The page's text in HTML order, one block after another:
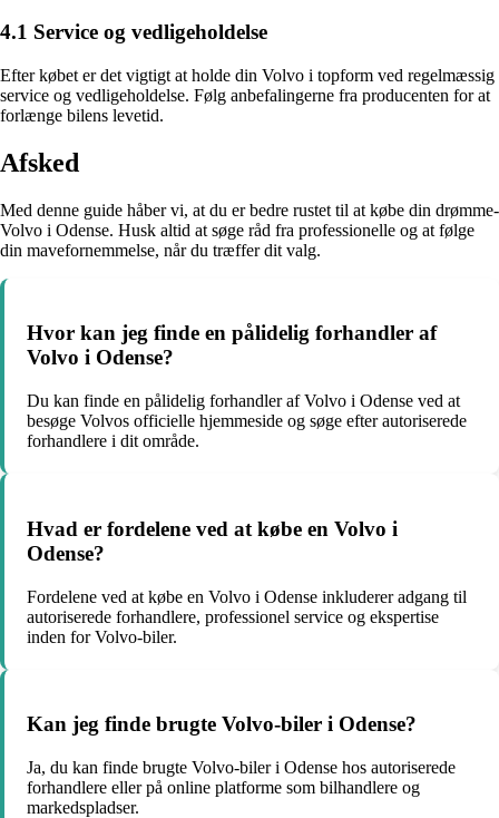
4.1 Service og vedligeholdelse
Efter købet er det vigtigt at holde din Volvo i topform ved regelmæssig
service og vedligeholdelse. Følg anbefalingerne fra producenten for at
forlænge bilens levetid.
Afsked
Med denne guide håber vi, at du er bedre rustet til at købe din drømme-
Volvo i Odense. Husk altid at søge råd fra professionelle og at følge
din mavefornemmelse, når du træffer dit valg.
Hvor kan jeg finde en pålidelig forhandler af
Volvo i Odense?
Du kan finde en pålidelig forhandler af Volvo i Odense ved at
besøge Volvos officielle hjemmeside og søge efter autoriserede
forhandlere i dit område.
Hvad er fordelene ved at købe en Volvo i
Odense?
Fordelene ved at købe en Volvo i Odense inkluderer adgang til
autoriserede forhandlere, professionel service og ekspertise
inden for Volvo-biler.
Kan jeg finde brugte Volvo-biler i Odense?
Ja, du kan finde brugte Volvo-biler i Odense hos autoriserede
forhandlere eller på online platforme som bilhandlere og
markedspladser.